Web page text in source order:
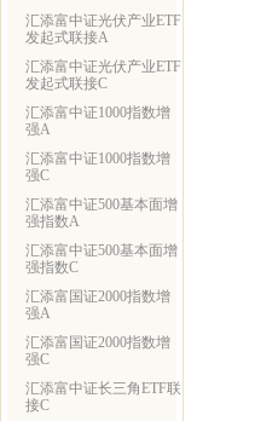
汇添富中证光伏产业ETF
发起式联接A
汇添富中证光伏产业ETF
发起式联接C
汇添富中证1000指数增
强A
汇添富中证1000指数增
强C
汇添富中证500基本面增
强指数A
汇添富中证500基本面增
强指数C
汇添富国证2000指数增
强A
汇添富国证2000指数增
强C
汇添富中证长三角ETF联
接C